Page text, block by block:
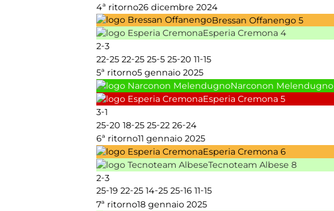
4ª ritorno26 dicembre 2024
Bressan Offanengo 5
Esperia Cremona 4
2-3
22-25 22-25 25-5 25-20 11-15
5ª ritorno5 gennaio 2025
Narconon Melendugno
Esperia Cremona 5
3-1
25-20 18-25 25-22 26-24
6ª ritorno11 gennaio 2025
Esperia Cremona 6
Tecnoteam Albese 8
2-3
25-19 22-25 14-25 25-16 11-15
7ª ritorno18 gennaio 2025